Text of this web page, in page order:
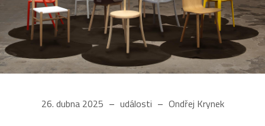
26. dubna 2025 události Ondřej Krynek